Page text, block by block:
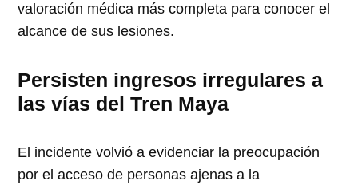
valoración médica más completa para conocer el
alcance de sus lesiones.
Persisten ingresos irregulares a
las vías del Tren Maya
El incidente volvió a evidenciar la preocupación
por el acceso de personas ajenas a la